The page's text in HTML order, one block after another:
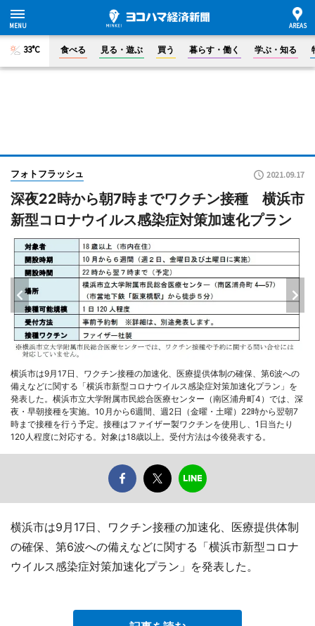
33°C 食べる 見る・遊ぶ 買う 暮らす・働く 学ぶ・知る
フォトフラッシュ 2021.09.17
深夜22時から朝7時までワクチン接種 横浜市
新型コロナウイルス感染症対策加速化プラン
横浜市は9月17日、ワクチン接種の加速化、医療提供体制の確保、第6波への
備えなどに関する「横浜市新型コロナウイルス感染症対策加速化プラン」を
発表した。横浜市立大学附属市民総合医療センター（南区浦舟町4）では、深
夜・早朝接種を実施。10月から6週間、週2日（金曜・土曜）22時から翌朝7
時まで接種を行う予定。接種はファイザー製ワクチンを使用し、1日当たり
120人程度に対応する。対象は18歳以上。受付方法は今後発表する。
横浜市は9月17日、ワクチン接種の加速化、医療提供体制
の確保、第6波への備えなどに関する「横浜市新型コロナ
ウイルス感染症対策加速化プラン」を発表した。